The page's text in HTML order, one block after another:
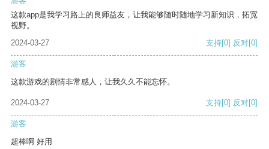
这款app是我学习路上的良师益友，让我能够随时随地学习新知识，拓宽
视野。
2024-03-27
支持[0] 反对[0]
游客
这款游戏的剧情非常感人，让我久久不能忘怀。
2024-03-27 支持[0] 反对[0]
游客
超棒啊 好用